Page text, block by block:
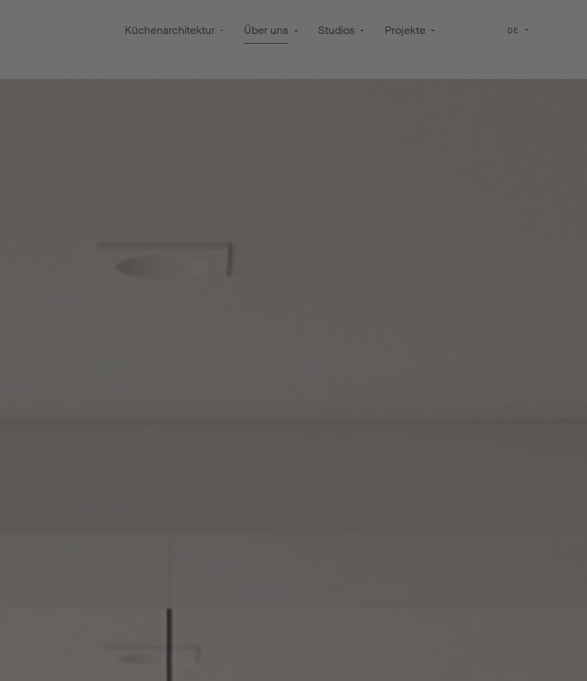
Küchenarchitektur Über uns Studios Projekte DE